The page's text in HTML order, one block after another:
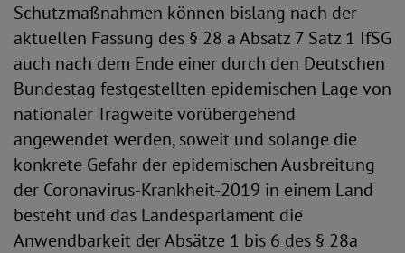
Schutzmaßnahmen können bislang nach der
aktuellen Fassung des § 28 a Absatz 7 Satz 1 IfSG
auch nach dem Ende einer durch den Deutschen
Bundestag festgestellten epidemischen Lage von
nationaler Tragweite vorübergehend
angewendet werden, soweit und solange die
konkrete Gefahr der epidemischen Ausbreitung
der Coronavirus-Krankheit-2019 in einem Land
besteht und das Landesparlament die
Anwendbarkeit der Absätze 1 bis 6 des § 28a